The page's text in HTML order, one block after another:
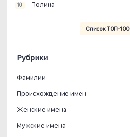
10 Полина
Список ТОП-100
Рубрики
Фамилии
Происхождение имен
Женские имена
Мужские имена